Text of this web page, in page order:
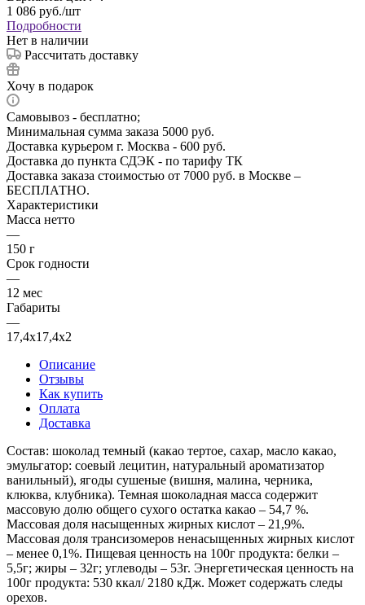
1 086 руб./шт
Подробности
Нет в наличии
Рассчитать доставку
Хочу в подарок
Самовывоз - бесплатно;
Минимальная сумма заказа 5000 руб.
Доставка курьером г. Москва - 600 руб.
Доставка до пункта СДЭК - по тарифу ТК
Доставка заказа стоимостью от 7000 руб. в Москве –
БЕСПЛАТНО.
Характеристики
Масса нетто
—
150 г
Срок годности
—
12 мес
Габариты
—
17,4х17,4х2
Описание
Отзывы
Как купить
Оплата
Доставка
Состав: шоколад темный (какао тертое, сахар, масло какао,
эмульгатор: соевый лецитин, натуральный ароматизатор
ванильный), ягоды сушеные (вишня, малина, черника,
клюква, клубника). Темная шоколадная масса содержит
массовую долю общего сухого остатка какао – 54,7 %.
Массовая доля насыщенных жирных кислот – 21,9%.
Массовая доля трансизомеров ненасыщенных жирных кислот
– менее 0,1%. Пищевая ценность на 100г продукта: белки –
5,5г; жиры – 32г; углеводы – 53г. Энергетическая ценность на
100г продукта: 530 ккал/ 2180 кДж. Может содержать следы
орехов.